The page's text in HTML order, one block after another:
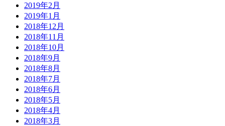
2019年2月
2019年1月
2018年12月
2018年11月
2018年10月
2018年9月
2018年8月
2018年7月
2018年6月
2018年5月
2018年4月
2018年3月